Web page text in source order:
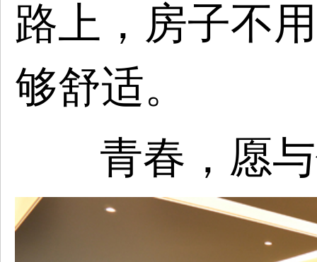
路上，房子不
够舒适。
青春，愿